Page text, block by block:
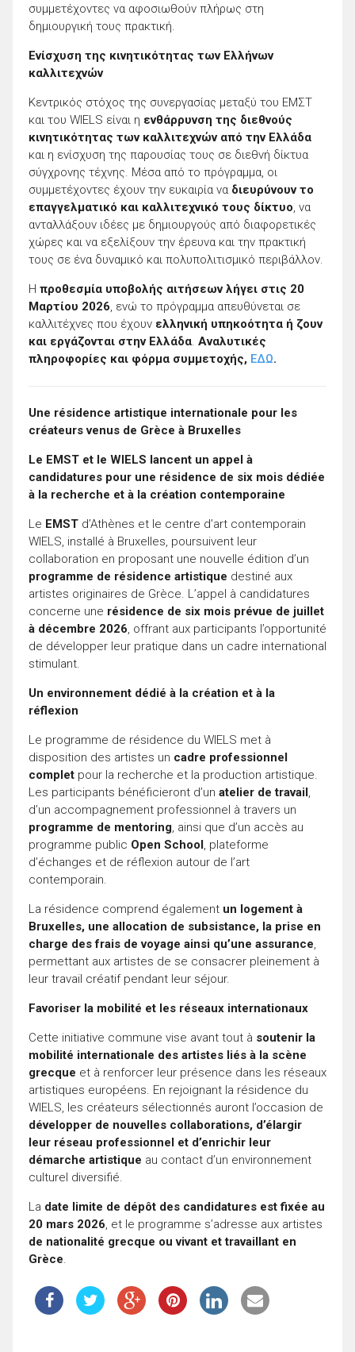
συμμετέχοντες να αφοσιωθούν πλήρως στη
δημιουργική τους πρακτική.
Ενίσχυση της κινητικότητας των Ελλήνων
καλλιτεχνών
Κεντρικός στόχος της συνεργασίας μεταξύ του EMΣΤ
και του WIELS είναι η ενθάρρυνση της διεθνούς
κινητικότητας των καλλιτεχνών από την Ελλάδα
και η ενίσχυση της παρουσίας τους σε διεθνή δίκτυα
σύγχρονης τέχνης. Μέσα από το πρόγραμμα, οι
συμμετέχοντες έχουν την ευκαιρία να διευρύνουν το
επαγγελματικό και καλλιτεχνικό τους δίκτυο, να
ανταλλάξουν ιδέες με δημιουργούς από διαφορετικές
χώρες και να εξελίξουν την έρευνα και την πρακτική
τους σε ένα δυναμικό και πολυπολιτισμικό περιβάλλον.
Η προθεσμία υποβολής αιτήσεων λήγει στις 20
Μαρτίου 2026, ενώ το πρόγραμμα απευθύνεται σε
καλλιτέχνες που έχουν ελληνική υπηκοότητα ή ζουν
και εργάζονται στην Ελλάδα. Αναλυτικές
πληροφορίες και φόρμα συμμετοχής, ΕΔΩ.
Une résidence artistique internationale pour les
créateurs venus de Grèce à Bruxelles
Le EMST et le WIELS lancent un appel à
candidatures pour une résidence de six mois dédiée
à la recherche et à la création contemporaine
Le EMST d’Athènes et le centre d’art contemporain
WIELS, installé à Bruxelles, poursuivent leur
collaboration en proposant une nouvelle édition d’un
programme de résidence artistique destiné aux
artistes originaires de Grèce. L’appel à candidatures
concerne une résidence de six mois prévue de juillet
à décembre 2026, offrant aux participants l’opportunité
de développer leur pratique dans un cadre international
stimulant.
Un environnement dédié à la création et à la
réflexion
Le programme de résidence du WIELS met à
disposition des artistes un cadre professionnel
complet pour la recherche et la production artistique.
Les participants bénéficieront d’un atelier de travail,
d’un accompagnement professionnel à travers un
programme de mentoring, ainsi que d’un accès au
programme public Open School, plateforme
d’échanges et de réflexion autour de l’art
contemporain.
La résidence comprend également un logement à
Bruxelles, une allocation de subsistance, la prise en
charge des frais de voyage ainsi qu’une assurance,
permettant aux artistes de se consacrer pleinement à
leur travail créatif pendant leur séjour.
Favoriser la mobilité et les réseaux internationaux
Cette initiative commune vise avant tout à soutenir la
mobilité internationale des artistes liés à la scène
grecque et à renforcer leur présence dans les réseaux
artistiques européens. En rejoignant la résidence du
WIELS, les créateurs sélectionnés auront l’occasion de
développer de nouvelles collaborations, d’élargir
leur réseau professionnel et d’enrichir leur
démarche artistique au contact d’un environnement
culturel diversifié.
La date limite de dépôt des candidatures est fixée au
20 mars 2026, et le programme s’adresse aux artistes
de nationalité grecque ou vivant et travaillant en
Grèce.